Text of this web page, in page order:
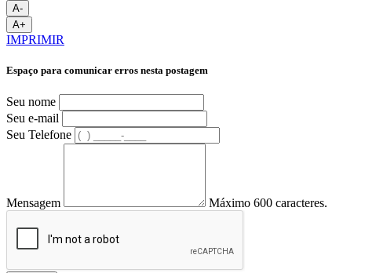
A-
A+
IMPRIMIR
Espaço para comunicar erros nesta postagem
Seu nome
Seu e-mail
Seu Telefone
Mensagem Máximo 600 caracteres.